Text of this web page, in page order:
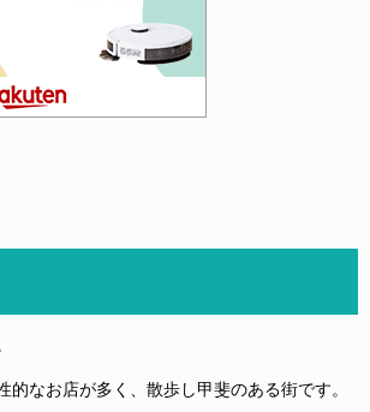
的なお店が多く、散歩し甲斐のある街です。